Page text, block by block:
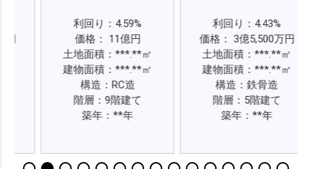
格： 11億円
面積：***.**㎡
面積：***.**㎡
利回り：4.43%
価格： 3億5,500万円
土地面積：***.**㎡
建物面積：***.**㎡
階層：5階建て
利回り
価格： 2億
土地面積
建物面積
階層：